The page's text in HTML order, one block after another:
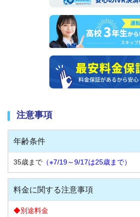
注意事項
年齢条件
35歳まで （※7/19～9/17は25歳まで）
料金に関する注意事項
◆別途料金